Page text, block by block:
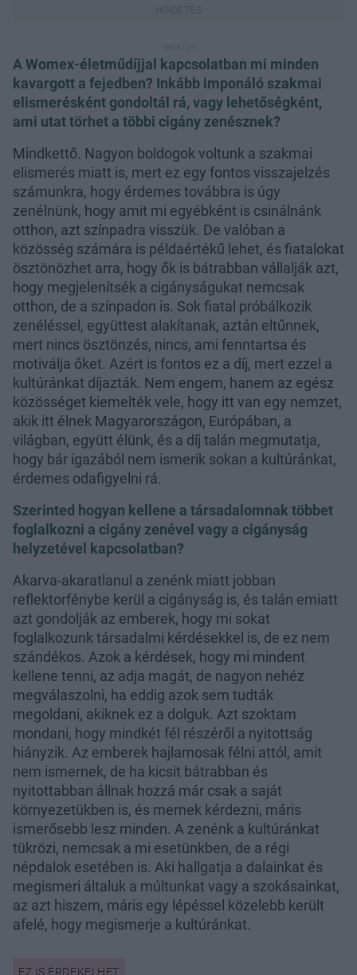
A Womex-életműdíjjal kapcsolatban mi minden
kavargott a fejedben? Inkább imponáló szakmai
elismerésként gondoltál rá, vagy lehetőségként,
ami utat törhet a többi cigány zenésznek?
Mindkettő. Nagyon boldogok voltunk a szakmai
elismerés miatt is, mert ez egy fontos visszajelzés
számunkra, hogy érdemes továbbra is úgy
zenélnünk, hogy amit mi egyébként is csinálnánk
otthon, azt színpadra visszük. De valóban a
közösség számára is példaértékű lehet, és fiatalokat
ösztönözhet arra, hogy ők is bátrabban vállalják azt,
hogy megjelenítsék a cigányságukat nemcsak
otthon, de a színpadon is. Sok fiatal próbálkozik
zenéléssel, együttest alakítanak, aztán eltűnnek,
mert nincs ösztönzés, nincs, ami fenntartsa és
motiválja őket. Azért is fontos ez a díj, mert ezzel a
kultúránkat díjazták. Nem engem, hanem az egész
közösséget kiemelték vele, hogy itt van egy nemzet,
akik itt élnek Magyarországon, Európában, a
világban, együtt élünk, és a díj talán megmutatja,
hogy bár igazából nem ismerik sokan a kultúránkat,
érdemes odafigyelni rá.
Szerinted hogyan kellene a társadalomnak többet
foglalkozni a cigány zenével vagy a cigányság
helyzetével kapcsolatban?
Akarva-akaratlanul a zenénk miatt jobban
reflektorfénybe kerül a cigányság is, és talán emiatt
azt gondolják az emberek, hogy mi sokat
foglalkozunk társadalmi kérdésekkel is, de ez nem
szándékos. Azok a kérdések, hogy mi mindent
kellene tenni, az adja magát, de nagyon nehéz
megválaszolni, ha eddig azok sem tudták
megoldani, akiknek ez a dolguk. Azt szoktam
mondani, hogy mindkét fél részéről a nyitottság
hiányzik. Az emberek hajlamosak félni attól, amit
nem ismernek, de ha kicsit bátrabban és
nyitottabban állnak hozzá már csak a saját
környezetükben is, és mernek kérdezni, máris
ismerősebb lesz minden. A zenénk a kultúránkat
tükrözi, nemcsak a mi esetünkben, de a régi
népdalok esetében is. Aki hallgatja a dalainkat és
megismeri általuk a múltunkat vagy a szokásainkat,
az azt hiszem, máris egy lépéssel közelebb került
afelé, hogy megismerje a kultúránkat.